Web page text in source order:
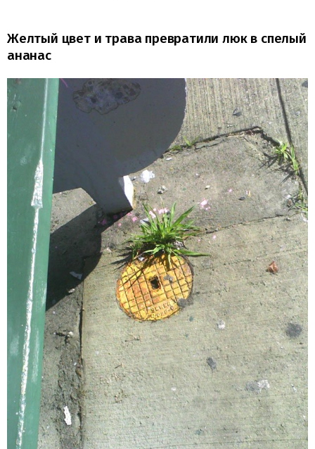
Желтый цвет и трава превратили люк в спелый
ананас